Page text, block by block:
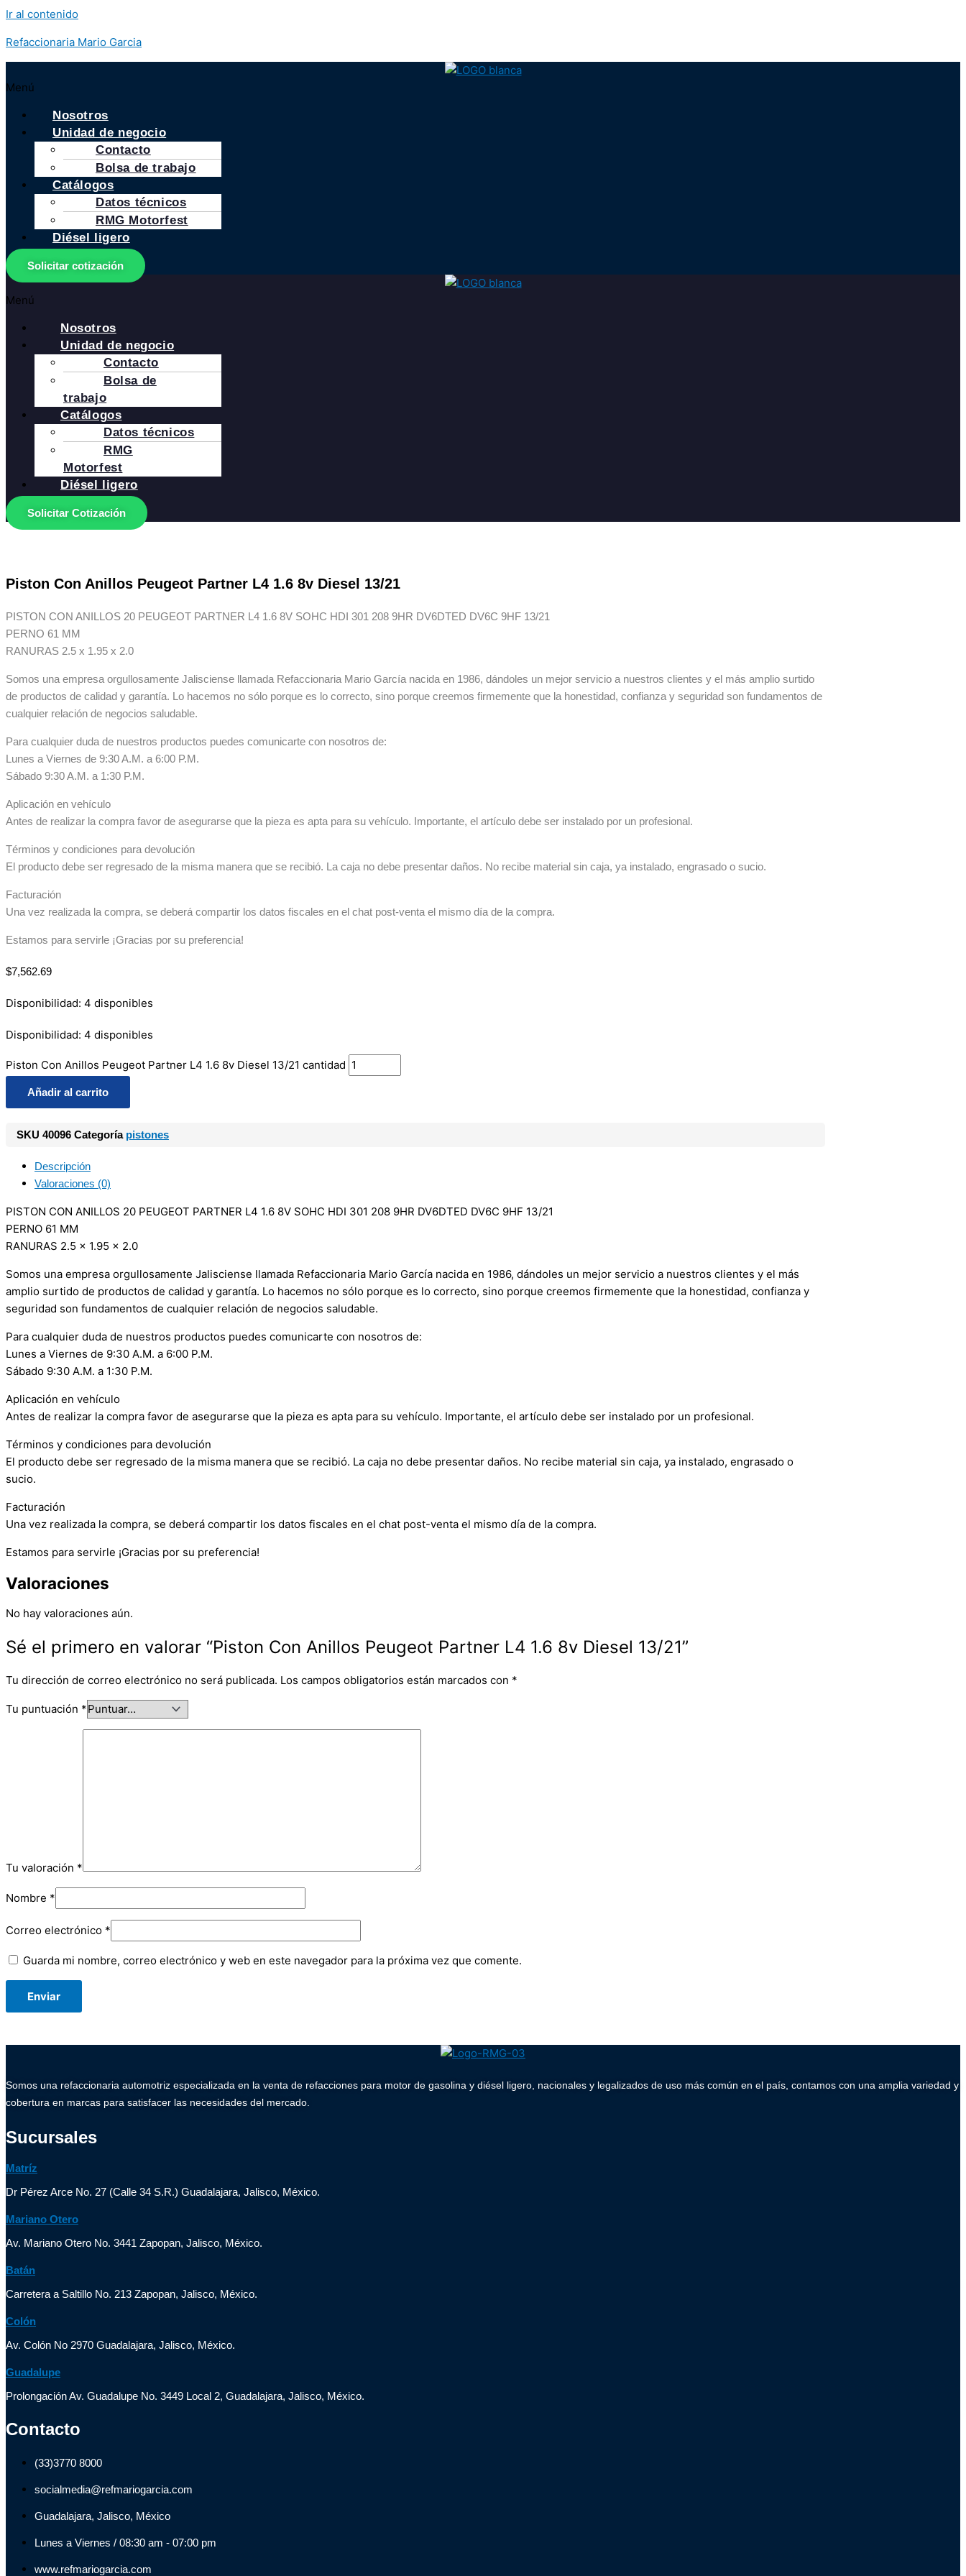
Ir al contenido
Refaccionaria Mario Garcia
Menú
Nosotros
Unidad de negocio
Contacto
Bolsa de trabajo
Catálogos
Datos técnicos
RMG Motorfest
Diésel ligero
Solicitar cotización
Menú
Nosotros
Unidad de negocio
Contacto
Bolsa de
trabajo
Catálogos
Datos técnicos
RMG
Motorfest
Diésel ligero
Solicitar Cotización
Piston Con Anillos Peugeot Partner L4 1.6 8v Diesel 13/21
PISTON CON ANILLOS 20 PEUGEOT PARTNER L4 1.6 8V SOHC HDI 301 208 9HR DV6DTED DV6C 9HF 13/21
PERNO 61 MM
RANURAS 2.5 x 1.95 x 2.0
Somos una empresa orgullosamente Jalisciense llamada Refaccionaria Mario García nacida en 1986, dándoles un mejor servicio a nuestros clientes y el más amplio surtido
de productos de calidad y garantía. Lo hacemos no sólo porque es lo correcto, sino porque creemos firmemente que la honestidad, confianza y seguridad son fundamentos de
cualquier relación de negocios saludable.
Para cualquier duda de nuestros productos puedes comunicarte con nosotros de:
Lunes a Viernes de 9:30 A.M. a 6:00 P.M.
Sábado 9:30 A.M. a 1:30 P.M.
Aplicación en vehículo
Antes de realizar la compra favor de asegurarse que la pieza es apta para su vehículo. Importante, el artículo debe ser instalado por un profesional.
Términos y condiciones para devolución
El producto debe ser regresado de la misma manera que se recibió. La caja no debe presentar daños. No recibe material sin caja, ya instalado, engrasado o sucio.
Facturación
Una vez realizada la compra, se deberá compartir los datos fiscales en el chat post-venta el mismo día de la compra.
Estamos para servirle ¡Gracias por su preferencia!
$7,562.69
Disponibilidad: 4 disponibles
Disponibilidad: 4 disponibles
Piston Con Anillos Peugeot Partner L4 1.6 8v Diesel 13/21 cantidad
Añadir al carrito
SKU 40096 Categoría pistones
Descripción
Valoraciones (0)
PISTON CON ANILLOS 20 PEUGEOT PARTNER L4 1.6 8V SOHC HDI 301 208 9HR DV6DTED DV6C 9HF 13/21
PERNO 61 MM
RANURAS 2.5 x 1.95 x 2.0
Somos una empresa orgullosamente Jalisciense llamada Refaccionaria Mario García nacida en 1986, dándoles un mejor servicio a nuestros clientes y el más
amplio surtido de productos de calidad y garantía. Lo hacemos no sólo porque es lo correcto, sino porque creemos firmemente que la honestidad, confianza y
seguridad son fundamentos de cualquier relación de negocios saludable.
Para cualquier duda de nuestros productos puedes comunicarte con nosotros de:
Lunes a Viernes de 9:30 A.M. a 6:00 P.M.
Sábado 9:30 A.M. a 1:30 P.M.
Aplicación en vehículo
Antes de realizar la compra favor de asegurarse que la pieza es apta para su vehículo. Importante, el artículo debe ser instalado por un profesional.
Términos y condiciones para devolución
El producto debe ser regresado de la misma manera que se recibió. La caja no debe presentar daños. No recibe material sin caja, ya instalado, engrasado o
sucio.
Facturación
Una vez realizada la compra, se deberá compartir los datos fiscales en el chat post-venta el mismo día de la compra.
Estamos para servirle ¡Gracias por su preferencia!
Valoraciones
No hay valoraciones aún.
Sé el primero en valorar “Piston Con Anillos Peugeot Partner L4 1.6 8v Diesel 13/21”
Tu dirección de correo electrónico no será publicada. Los campos obligatorios están marcados con *
Tu puntuación *
Tu valoración *
Nombre *
Correo electrónico *
Guarda mi nombre, correo electrónico y web en este navegador para la próxima vez que comente.
Somos una refaccionaria automotriz especializada en la venta de refacciones para motor de gasolina y diésel ligero, nacionales y legalizados de uso más común en el país, contamos con una amplia variedad y
cobertura en marcas para satisfacer las necesidades del mercado.
Sucursales
Matríz
Dr Pérez Arce No. 27 (Calle 34 S.R.) Guadalajara, Jalisco, México.
Mariano Otero
Av. Mariano Otero No. 3441 Zapopan, Jalisco, México.
Batán
Carretera a Saltillo No. 213 Zapopan, Jalisco, México.
Colón
Av. Colón No 2970 Guadalajara, Jalisco, México.
Guadalupe
Prolongación Av. Guadalupe No. 3449 Local 2, Guadalajara, Jalisco, México.
Contacto
(33)3770 8000
socialmedia@refmariogarcia.com
Guadalajara, Jalisco, México
Lunes a Viernes / 08:30 am - 07:00 pm
www.refmariogarcia.com